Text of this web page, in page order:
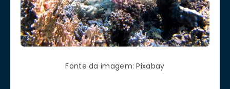
Fonte da imagem: Pixabay